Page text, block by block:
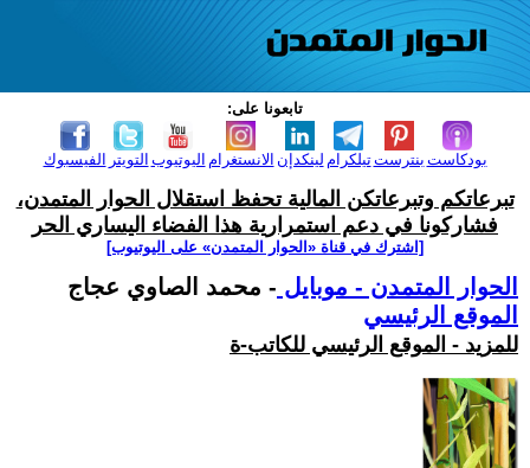
تابعونا على:
الفيسبوك التويتر اليوتيوب الانستغرام لينكدإن تيلكرامبنترست بودكاست
تبرعاتكم وتبرعاتكن المالية تحفظ استقلال الحوار المتمدن،
فشاركونا في دعم استمرارية هذا الفضاء اليساري الحر
[اشترك في قناة ‫«الحوار المتمدن» على اليوتيوب]
الحوار المتمدن - موبايل - محمد الصاوي عجاج
الموقع الرئيسي
للمزيد - الموقع الرئيسي للكاتب-ة